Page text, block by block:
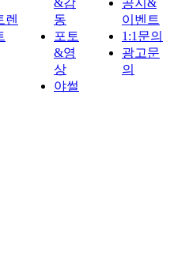
렌
&감
동
포토
&영
상
야썰
공지&
이벤트
1:1문의
광고문
의